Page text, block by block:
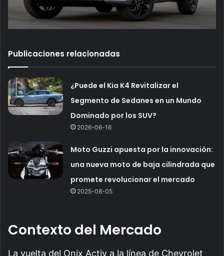
Publicaciones relacionadas
¿Puede el Kia K4 Revitalizar el
Segmento de Sedanes en un Mundo
Dominado por los SUV?
2026-06-16
Moto Guzzi apuesta por la innovación:
una nueva moto de baja cilindrada que
promete revolucionar el mercado
2025-08-05
Contexto del Mercado
La vuelta del Onix Activ a la línea de Chevrolet